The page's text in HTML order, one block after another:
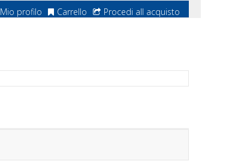
Mio profilo Carrello Procedi all acquisto